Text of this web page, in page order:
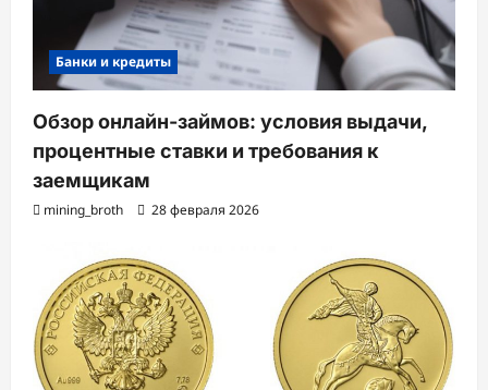
Банки и кредиты
Обзор онлайн-займов: условия выдачи,
процентные ставки и требования к
заемщикам
mining_broth 28 февраля 2026